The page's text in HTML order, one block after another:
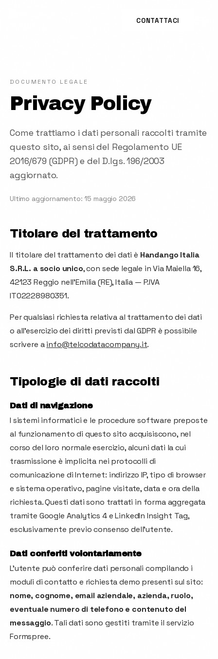
CONTATTACI
DOCUMENTO LEGALE
Privacy Policy
Come trattiamo i dati personali raccolti tramite
questo sito, ai sensi del Regolamento UE
2016/679 (GDPR) e del D.lgs. 196/2003
aggiornato.
Ultimo aggiornamento: 15 maggio 2026
Titolare del trattamento
Il titolare del trattamento dei dati è Handango Italia
S.R.L. a socio unico, con sede legale in Via Maiella 16,
42123 Reggio nell'Emilia (RE), Italia — P.IVA
IT02228980351.
Per qualsiasi richiesta relativa al trattamento dei dati
o all'esercizio dei diritti previsti dal GDPR è possibile
scrivere a info@telcodatacompany.it.
Tipologie di dati raccolti
Dati di navigazione
I sistemi informatici e le procedure software preposte
al funzionamento di questo sito acquisiscono, nel
corso del loro normale esercizio, alcuni dati la cui
trasmissione è implicita nei protocolli di
comunicazione di Internet: indirizzo IP, tipo di browser
e sistema operativo, pagine visitate, data e ora della
richiesta. Questi dati sono trattati in forma aggregata
tramite Google Analytics 4 e LinkedIn Insight Tag,
esclusivamente previo consenso dell'utente.
Dati conferiti volontariamente
L'utente può conferire dati personali compilando i
moduli di contatto e richiesta demo presenti sul sito:
nome, cognome, email aziendale, azienda, ruolo,
eventuale numero di telefono e contenuto del
messaggio. Tali dati sono gestiti tramite il servizio
Formspree.
SOLUZIONI PER
CASI D'USO
NETWORK INTELLIGENCE
MARKET INTELLIGENCE
DATA PARTNERSHIP
Brand Manifesto